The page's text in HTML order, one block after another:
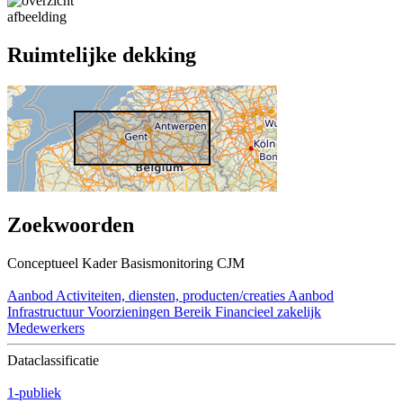
afbeelding
Ruimtelijke dekking
Zoekwoorden
Conceptueel Kader Basismonitoring CJM
Aanbod Activiteiten, diensten, producten/creaties Aanbod
Infrastructuur Voorzieningen Bereik Financieel zakelijk
Medewerkers
Dataclassificatie
1-publiek